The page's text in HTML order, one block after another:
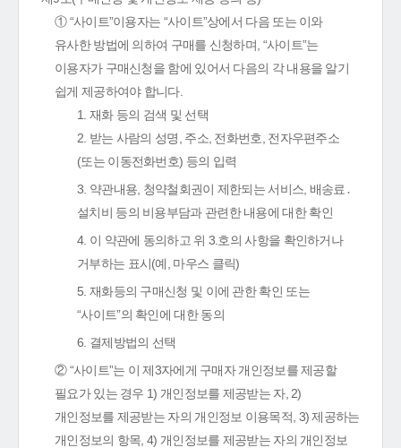
① “사이트”이용자는 “사이트”상에서 다음 또는 이와
유사한 방법에 의하여 구매를 신청하며, “사이트”는
이용자가 구매신청을 함에 있어서 다음의 각 내용을 알기
쉽게 제공하여야 합니다.
1. 재화 등의 검색 및 선택
2. 받는 사람의 성명, 주소, 전화번호, 전자우편주소
(또는 이동전화번호) 등의 입력
3. 약관내용, 청약철회권이 제한되는 서비스, 배송료․
설치비 등의 비용부담과 관련한 내용에 대한 확인
4. 이 약관에 동의하고 위 3.호의 사항을 확인하거나
거부하는 표시(예, 마우스 클릭)
5. 재화등의 구매신청 및 이에 관한 확인 또는
“사이트”의 확인에 대한 동의
6. 결제방법의 선택
② “사이트”는 이 제3자에게 구매자 개인정보를 제공할
필요가 있는 경우 1) 개인정보를 제공받는 자, 2)
개인정보를 제공받는 자의 개인정보 이용목적, 3) 제공하는
개인정보의 항목, 4) 개인정보를 제공받는 자의 개인정보